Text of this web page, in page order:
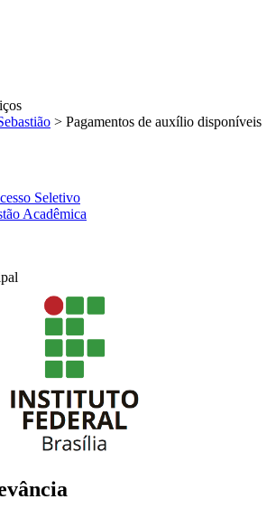
> Pagamentos de auxílio disponíveis
Seletivo
Acadêmica